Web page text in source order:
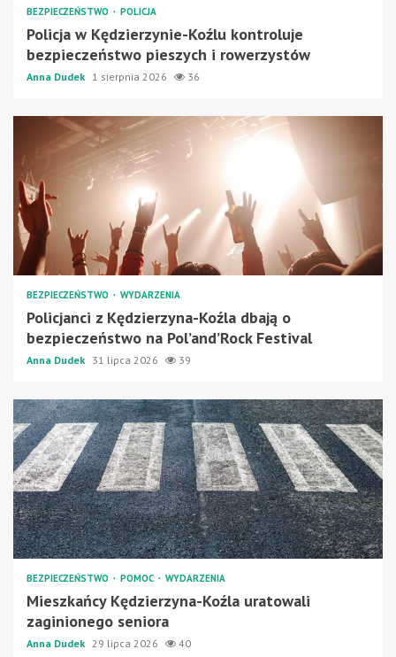
BEZPIECZEŃSTWO POLICJA
Policja w Kędzierzynie-Koźlu kontroluje
bezpieczeństwo pieszych i rowerzystów
Anna Dudek 1 sierpnia 2026 36
BEZPIECZEŃSTWO WYDARZENIA
Policjanci z Kędzierzyna-Koźla dbają o
bezpieczeństwo na Pol’and’Rock Festival
Anna Dudek 31 lipca 2026 39
BEZPIECZEŃSTWO POMOC WYDARZENIA
Mieszkańcy Kędzierzyna-Koźla uratowali
zaginionego seniora
Anna Dudek 29 lipca 2026 40